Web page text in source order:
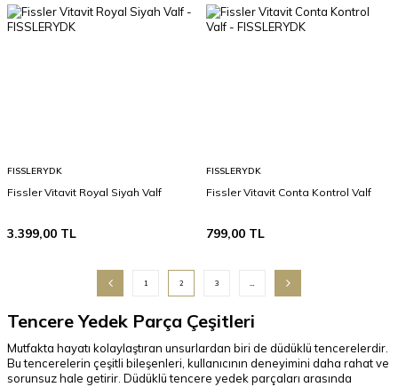
FISSLERYDK
Fissler Vitavit Royal Siyah Valf
3.399,00 TL
FISSLERYDK
Fissler Vitavit Conta Kontrol Valf
799,00 TL
1 2 3 …
Tencere Yedek Parça Çeşitleri
Mutfakta hayatı kolaylaştıran unsurlardan biri de düdüklü tencerelerdir.
Bu tencerelerin çeşitli bileşenleri, kullanıcının deneyimini daha rahat ve
sorunsuz hale getirir. Düdüklü tencere yedek parçaları arasında